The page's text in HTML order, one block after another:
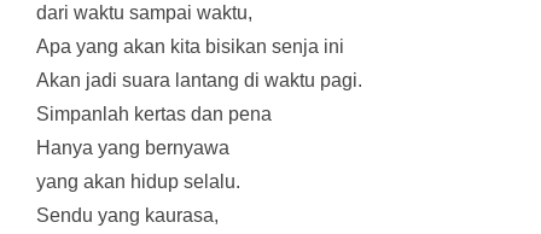
dari waktu sampai waktu,
Apa yang akan kita bisikan senja ini
Akan jadi suara lantang di waktu pagi.
Simpanlah kertas dan pena
Hanya yang bernyawa
yang akan hidup selalu.
Sendu yang kaurasa,